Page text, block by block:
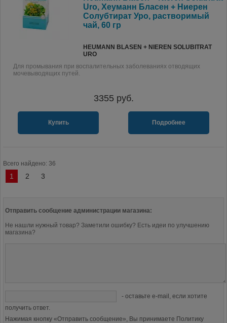
Uro, Хеуманн Бласен + Ниерен
Солубтират Уро, растворимый
чай, 60 гр
HEUMANN BLASEN + NIEREN SOLUBITRAT
URO
Для промывания при воспалительных заболеваниях отводящих
мочевыводящих путей.
3355 руб.
Купить Подробнее
Всего найдено: 36
1 2 3
Отправить сообщение администрации магазина:
Не нашли нужный товар? Заметили ошибку? Есть идеи по улучшению
магазина?
- оставьте e-mail, если хотите
получить ответ.
Нажимая кнопку «Отправить сообщение», Вы принимаете Политику